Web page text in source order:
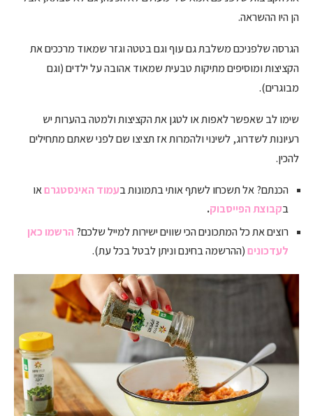
הן היו ההשראה.
הגרסה שלפניכם משלבת גם עוף וגם בטטה וגזר שמאוד מרככים את
הקציצות ומוסיפים מתיקות טבעית שמאוד אהובה על ילדים (וגם
מבוגרים).
שימו לב שאפשר לאפות או לטגן את הקציצות ולמטה בהערות יש
רעיונות לשדרוג, לשינוי ולהמרות אז תציצו שם לפני שאתם מתחילים
להכין.
הכנתם? אל תשכחו לשתף אותי בתמונות בעמוד האינסטגרםאו
בקבוצת הפייסבוק.
רוצים את כל המתכונים הכי שווים ישירות למייל שלכם? הרשמו כאן
לעדכונים(ההרשמה בחינם וניתן לבטל בכל עת).